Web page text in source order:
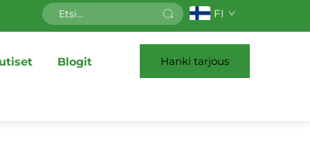
FI
Blogit Hanki tarjous